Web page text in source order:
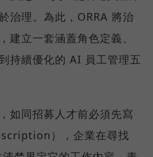
治理。為此，ORRA 將治
建立一套涵蓋角色定義、
持續優化的 AI 員工管理五
如同招募人才前必須先寫
），企業在尋找